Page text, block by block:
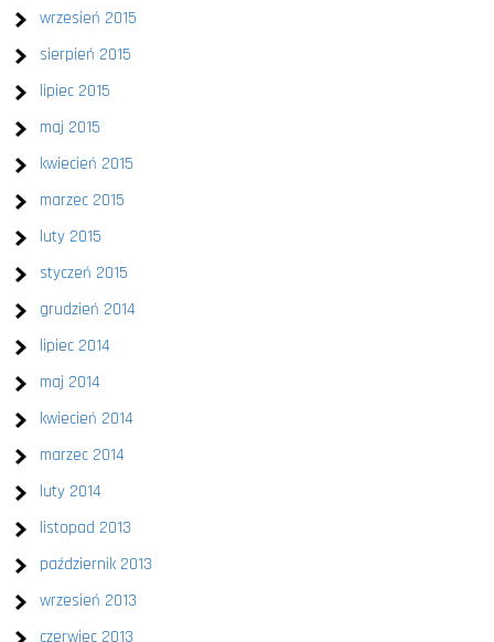
wrzesień 2015
sierpień 2015
lipiec 2015
maj 2015
kwiecień 2015
marzec 2015
luty 2015
styczeń 2015
grudzień 2014
lipiec 2014
maj 2014
kwiecień 2014
marzec 2014
luty 2014
listopad 2013
październik 2013
wrzesień 2013
czerwiec 2013